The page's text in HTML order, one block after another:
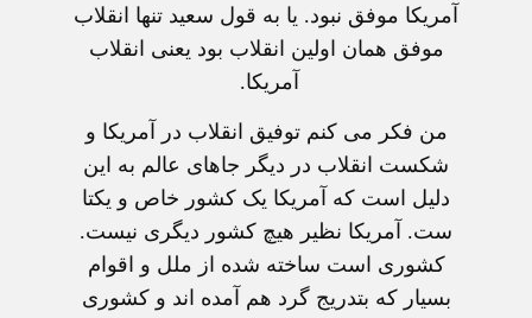
آمریکا موفق نبود. یا به قول سعید تنها انقلاب
موفق همان اولین انقلاب بود یعنی انقلاب
آمریکا.
من فکر می کنم توفیق انقلاب در آمریکا و
شکست انقلاب در دیگر جاهای عالم به این
دلیل است که آمریکا یک کشور خاص و یکتا
ست. آمریکا نظیر هیچ کشور دیگری نیست.
کشوری است ساخته شده از ملل و اقوام
بسیار که بتدریج گرد هم آمده اند و کشوری